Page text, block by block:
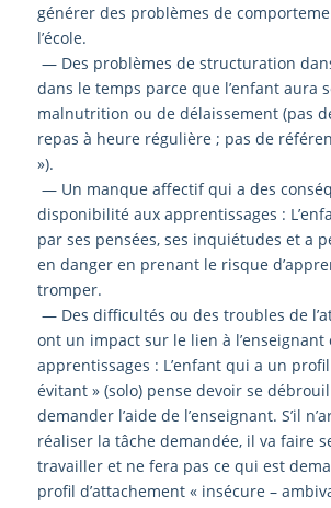
générer des problèmes de
l’école.
— Des problèmes de structuration
dans le temps parce que l’enfant aura
malnutrition ou de délaissement (pas
repas à heure régulière ; pas de
»).
— Un manque affectif qui a des
disponibilité aux apprentissages :
par ses pensées, ses inquiétudes et a
en danger en prenant le risque
tromper.
— Des difficultés ou des troubles de
ont un impact sur le lien à
apprentissages : L’enfant qui a un
évitant » (solo) pense devoir se
demander l’aide de l’enseignant. S’il
réaliser la tâche demandée, il va faire
travailler et ne fera pas ce qui est
profil d’attachement « insécure –